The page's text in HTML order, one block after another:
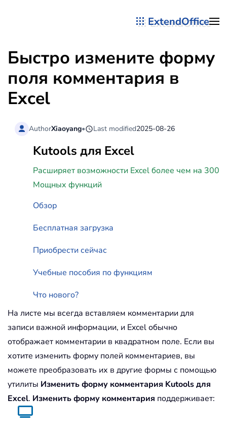
ExtendOffice
Быстро измените форму
поля комментария в
Excel
AuthorXiaoyang• Last modified2025-08-26
Kutools для Excel
Расширяет возможности Excel более чем на 300
Мощных функций
Обзор
Бесплатная загрузка
Приобрести сейчас
Учебные пособия по функциям
Что нового?
На листе мы всегда вставляем комментарии для
записи важной информации, и Excel обычно
отображает комментарии в квадратном поле. Если вы
хотите изменить форму полей комментариев, вы
можете преобразовать их в другие формы с помощью
утилиты Изменить форму комментария Kutools для
Excel. Изменить форму комментария поддерживает: